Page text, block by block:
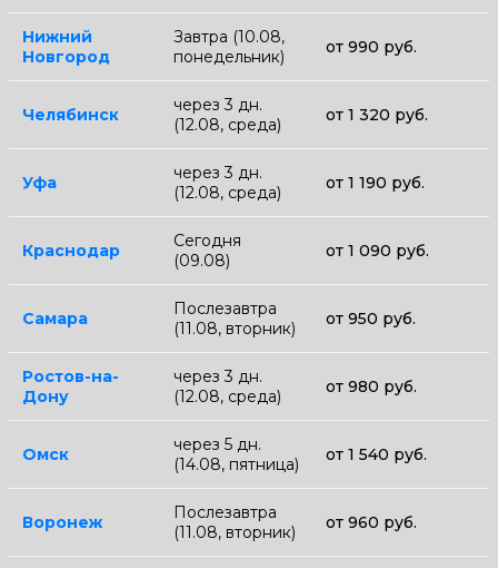
Нижний
Новгород
Завтра (10.08,
понедельник)
от 990 руб.
Челябинск
через 3 дн.
(12.08, среда)
от 1 320 руб.
Уфа
через 3 дн.
(12.08, среда)
от 1 190 руб.
Краснодар
Сегодня
(09.08)
от 1 090 руб.
Самара
Послезавтра
(11.08, вторник)
от 950 руб.
Ростов-на-
Дону
через 3 дн.
(12.08, среда)
от 980 руб.
Омск
через 5 дн.
(14.08, пятница)
от 1 540 руб.
Воронеж
Послезавтра
(11.08, вторник)
от 960 руб.